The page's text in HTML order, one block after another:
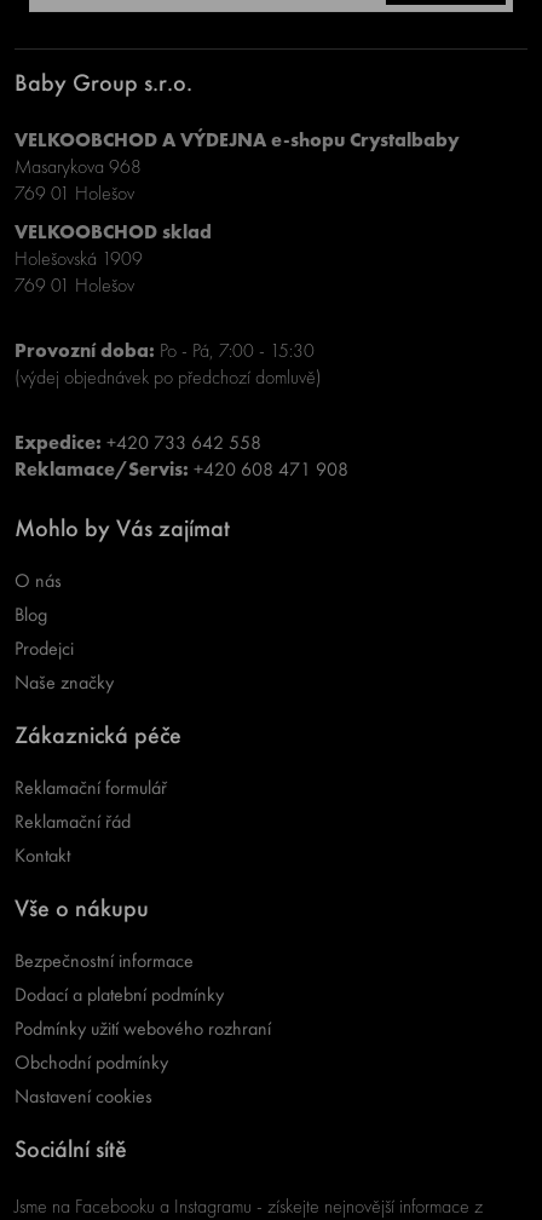
Baby Group s.r.o.
VELKOOBCHOD A VÝDEJNA e-shopu Crystalbaby
Masarykova 968
769 01 Holešov
VELKOOBCHOD sklad
Holešovská 1909
769 01 Holešov
Provozní doba: Po - Pá, 7:00 - 15:30
(výdej objednávek po předchozí domluvě)
Expedice: +420 733 642 558
Reklamace/Servis: +420 608 471 908
Mohlo by Vás zajímat
O nás
Blog
Prodejci
Naše značky
Zákaznická péče
Reklamační formulář
Reklamační řád
Kontakt
Vše o nákupu
Bezpečnostní informace
Dodací a platební podmínky
Podmínky užití webového rozhraní
Obchodní podmínky
Nastavení cookies
Sociální sítě
Jsme na Facebooku a Instagramu - získejte nejnovější informace z